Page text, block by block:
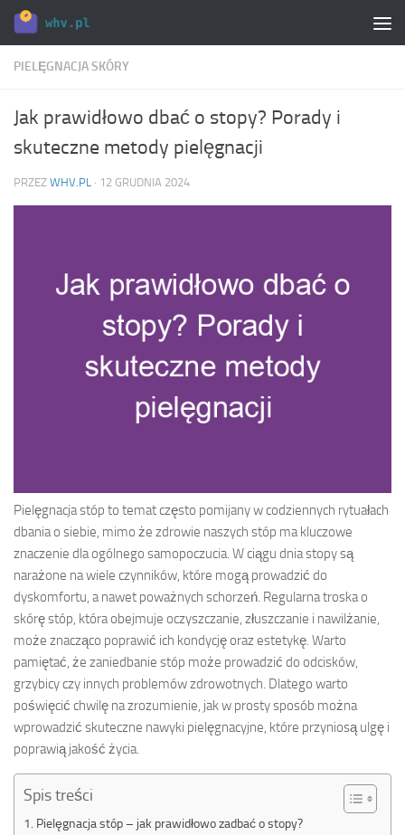
Skip to content
PIELĘGNACJA SKÓRY
Jak prawidłowo dbać o stopy? Porady i
skuteczne metody pielęgnacji
PRZEZ WHV.PL · 12 GRUDNIA 2024
Pielęgnacja stóp to temat często pomijany w codziennych rytuałach
dbania o siebie, mimo że zdrowie naszych stóp ma kluczowe
znaczenie dla ogólnego samopoczucia. W ciągu dnia stopy są
narażone na wiele czynników, które mogą prowadzić do
dyskomfortu, a nawet poważnych schorzeń. Regularna troska o
skórę stóp, która obejmuje oczyszczanie, złuszczanie i nawilżanie,
może znacząco poprawić ich kondycję oraz estetykę. Warto
pamiętać, że zaniedbanie stóp może prowadzić do odcisków,
grzybicy czy innych problemów zdrowotnych. Dlatego warto
poświęcić chwilę na zrozumienie, jak w prosty sposób można
wprowadzić skuteczne nawyki pielęgnacyjne, które przyniosą ulgę i
poprawią jakość życia.
Spis treści
Pielęgnacja stóp – jak prawidłowo zadbać o stopy?